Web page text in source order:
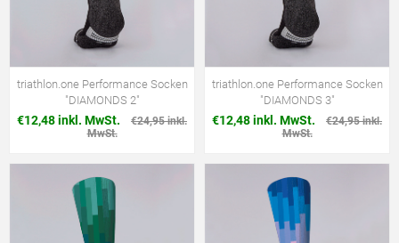
triathlon.one Performance Socken
"DIAMONDS 2"
€12,48 inkl. MwSt.
€24,95 inkl.
MwSt.
triathlon.one Performance Socken
"DIAMONDS 3"
€12,48 inkl. MwSt.
€24,95 inkl.
MwSt.